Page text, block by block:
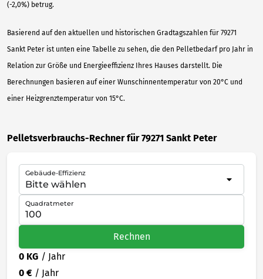
(-2,0%) betrug.
Basierend auf den aktuellen und historischen Gradtagszahlen für 79271
Sankt Peter ist unten eine Tabelle zu sehen, die den Pelletbedarf pro Jahr in
Relation zur Größe und Energieeffizienz Ihres Hauses darstellt. Die
Berechnungen basieren auf einer Wunschinnentemperatur von 20°C und
einer Heizgrenztemperatur von 15°C.
Pelletsverbrauchs-Rechner für 79271 Sankt Peter
Gebäude-Effizienz
Quadratmeter
Rechnen
0 KG / Jahr
0 € / Jahr